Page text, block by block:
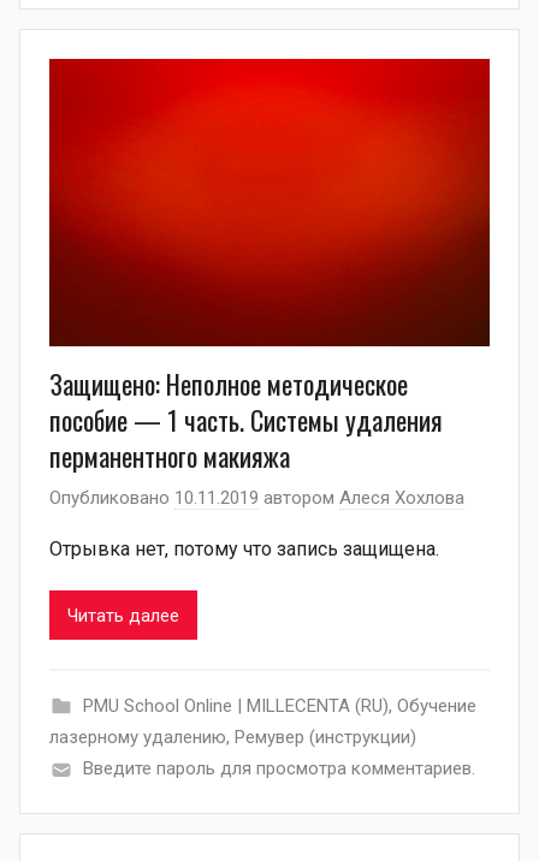
Защищено: Неполное методическое
пособие — 1 часть. Системы удаления
перманентного макияжа
Опубликовано 10.11.2019 автором Алеся Хохлова
Отрывка нет, потому что запись защищена.
Читать далее
PMU School Online | MILLECENTA (RU), Обучение
лазерному удалению, Ремувер (инструкции)
Введите пароль для просмотра комментариев.